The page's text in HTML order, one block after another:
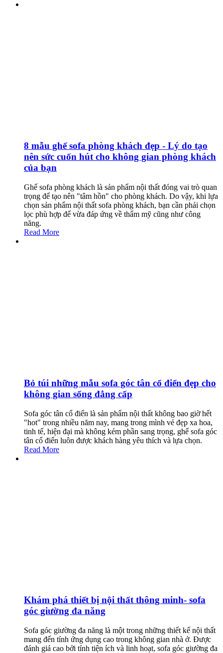
8 mẫu ghế sofa phòng khách đẹp - Lý do tạo
nên sức cuốn hút cho không gian phòng khách
của bạn
Ghế sofa phòng khách là sản phẩm nội thất đóng vai trò quan
trọng để tạo nên "tâm hồn" cho phòng khách. Do vậy, khi lựa
chọn sản phẩm nội thất sofa phòng khách, bạn cần phải chọn
lọc phù hợp để vừa đáp ứng về thẩm mỹ cũng như công
năng.
Read More
Bỏ túi những mẫu sofa góc tân cổ điển đẹp cho
không gian sống đẳng cấp
Sofa góc tân cổ điển là sản phẩm nội thất không bao giờ hết
"hot" trong nhiều năm nay, mang trong mình vẻ đẹp xa hoa,
tinh tế, hiện đại mà không kém phần sang trọng, ghế sofa góc
tân cổ điển luôn được khách hàng yêu thích và lựa chọn.
Read More
Khám phá thiết bị nội thất thông minh- sofa
góc giường đa năng
Sofa góc giường đa năng là một trong những thiết kế nội thất
mang đến tính ứng dụng cao trong không gian nhà ở. Được
đánh giá cao bởi tính tiện ích và linh hoạt, sofa góc giường đa